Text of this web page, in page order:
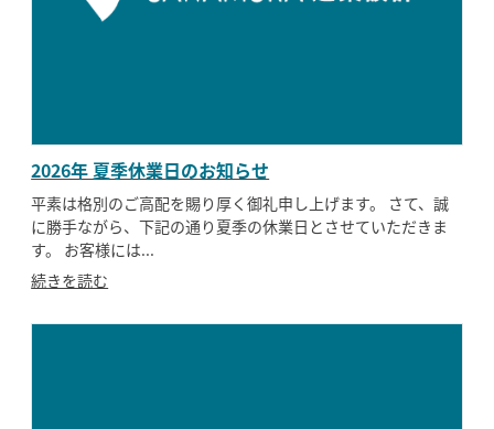
SAWAMURAリフォーム
SAWAMURA不動産
2026年 夏季休業日のお知らせ
平素は格別のご高配を賜り厚く御礼申し上げます。 さて、誠
に勝手ながら、下記の通り夏季の休業日とさせていただきま
す。 お客様には...
続きを読む